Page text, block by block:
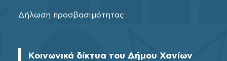
Δήλωση προσβασιμότητας
Κοινωνικά δίκτυα του Δήμου Χανίων